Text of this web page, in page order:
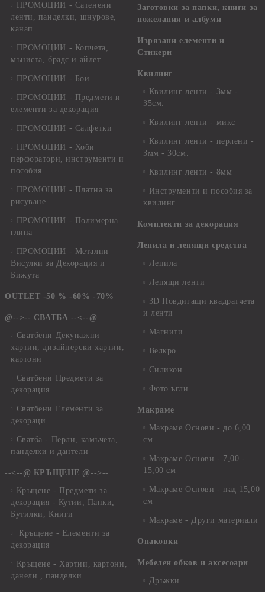
ПРОМОЦИИ - Сатенени
ленти, панделки, шнурове,
канап
ПРОМОЦИИ - Копчета,
мъниста, брадс и айлет
ПРОМОЦИИ - Бои
ПРОМОЦИИ - Предмети и
елементи за декорация
ПРОМОЦИИ - Салфетки
ПРОМОЦИИ - Хоби
перфоратори, инструменти и
пособия
ПРОМОЦИИ - Платна за
рисуване
ПРОМОЦИИ - Полимерна
глина
ПРОМОЦИИ - Метални
Висулки за Декорация и
Бижута
OUTLET -50 % -60% -70%
@-->-- СВАТБА --<--@
Сватбени Декупажни
хартии, дизайнерски хартии,
картони
Сватбени Предмети за
декорация
Сватбени Елементи за
декораци
Сватба - Перли, камъчета,
панделки и дантели
--<--@ КРЪЩЕНЕ @-->--
Кръщене - Предмети за
декорация - Кутии, Папки,
Бутилки, Книги
Кръщене - Елементи за
декорация
Кръщене - Хартии, картони,
данели , панделки
Заготовки за папки, книги за
пожелания и албуми
Изрязани елементи и
Стикери
Квилинг
Квилинг ленти - 3мм -
35см.
Квилинг ленти - микс
Квилинг ленти - перлени -
3мм - 30см.
Квилинг ленти - 8мм
Инструменти и пособия за
квилинг
Комплекти за декорация
Лепила и лепящи средства
Лепила
Лепящи ленти
3D Повдигащи квадратчета
и ленти
Магнити
Велкро
Силикон
Фото ъгли
Макраме
Макраме Основи - до 6,00
см
Макраме Основи - 7,00 -
15,00 см
Макраме Основи - над 15,00
см
Макраме - Други материали
Опаковки
Мебелен обков и аксесоари
Дръжки